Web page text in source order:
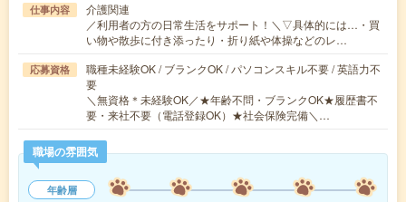
仕事内容
介護関連
／利用者の方の日常生活をサポート！＼▽具体的には…・買
い物や散歩に付き添ったり・折り紙や体操などのレ…
応募資格
職種未経験OK / ブランクOK / パソコンスキル不要 / 英語力不
要
＼無資格＊未経験OK／★年齢不問・ブランクOK★履歴書不
要・来社不要（電話登録OK）★社会保険完備＼…
職場の雰囲気
年齢層